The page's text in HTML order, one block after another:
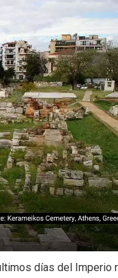
días del Imperio